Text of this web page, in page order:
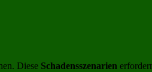
Diese Schadensszenarien